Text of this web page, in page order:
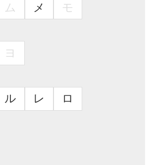
ム メ モ
ヨ
ル レ ロ